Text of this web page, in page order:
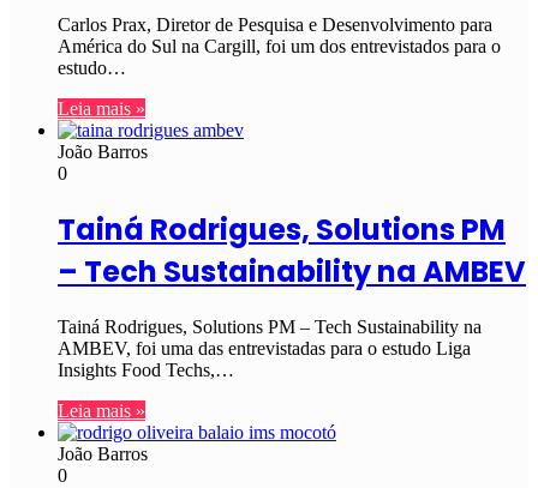
Carlos Prax, Diretor de Pesquisa e Desenvolvimento para
América do Sul na Cargill, foi um dos entrevistados para o
estudo…
Leia mais »
João Barros
0
Tainá Rodrigues, Solutions PM
– Tech Sustainability na AMBEV
Tainá Rodrigues, Solutions PM – Tech Sustainability na
AMBEV, foi uma das entrevistadas para o estudo Liga
Insights Food Techs,…
Leia mais »
João Barros
0